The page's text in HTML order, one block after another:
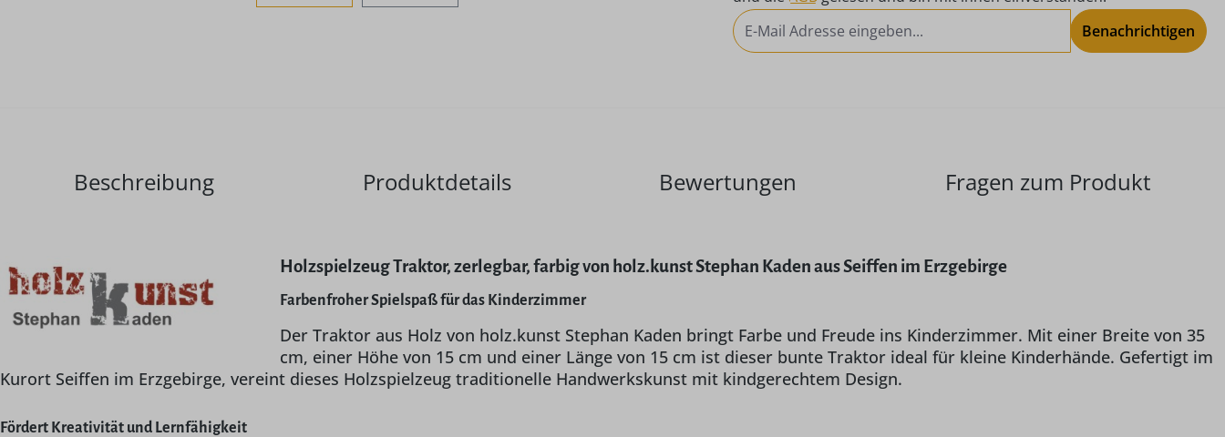
Benachrichtigen
Beschreibung Produktdetails Bewertungen Fragen zum Produkt
Holzspielzeug Traktor, zerlegbar, farbig von holz.kunst Stephan Kaden aus Seiffen im Erzgebirge
Farbenfroher Spielspaß für das Kinderzimmer
Der Traktor aus Holz von holz.kunst Stephan Kaden bringt Farbe und Freude ins Kinderzimmer. Mit einer Breite von 35
cm, einer Höhe von 15 cm und einer Länge von 15 cm ist dieser bunte Traktor ideal für kleine Kinderhände. Gefertigt im
Kurort Seiffen im Erzgebirge, vereint dieses Holzspielzeug traditionelle Handwerkskunst mit kindgerechtem Design.
Fördert Kreativität und Lernfähigkeit